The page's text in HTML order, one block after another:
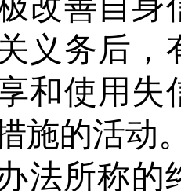
义务后，
和使用
施的活动
法所称的